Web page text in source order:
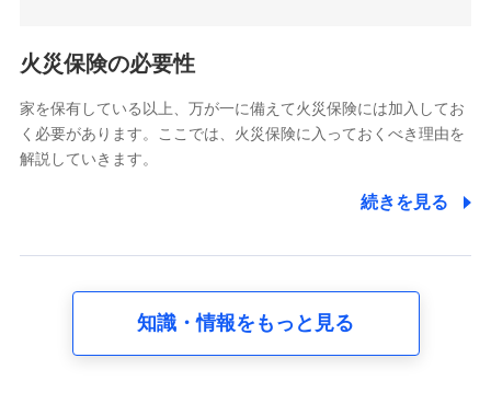
電話対応の品質向上およびお問合せ内容の正確な把握のため
6.採用応募者の個人情報
採用選考および入社手続を実施するため
8.取引先個人情報
取引先としての選定業務、営業情報の提供業務、契約締結手
火災保険の必要性
家を保有している以上、万が一に備えて火災保険には加入してお
く必要があります。ここでは、火災保険に入っておくべき理由を
解説していきます。
続きを見る
知識・情報をもっと見る